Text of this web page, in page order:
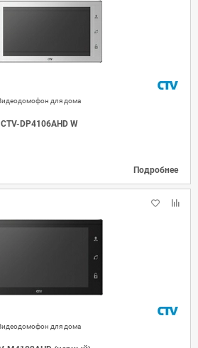
для дома
CTV-DP4106AHD W
Подробнее
для дома